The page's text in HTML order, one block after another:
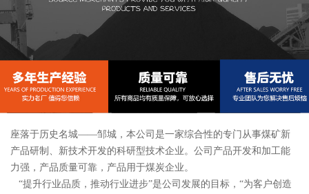
座落于历史名城——邹城，本公司是一家综合性的专门从事煤矿新
产品研制、新技术开发的科研型技术企业。公司产品开发和加工能
力强，产品质量可靠，产品用于煤炭企业。
“提升行业品质，推动行业进步”是公司发展的目标，“为客户创造